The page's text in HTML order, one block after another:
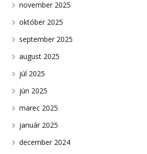
november 2025
október 2025
september 2025
august 2025
júl 2025
jún 2025
marec 2025
január 2025
december 2024